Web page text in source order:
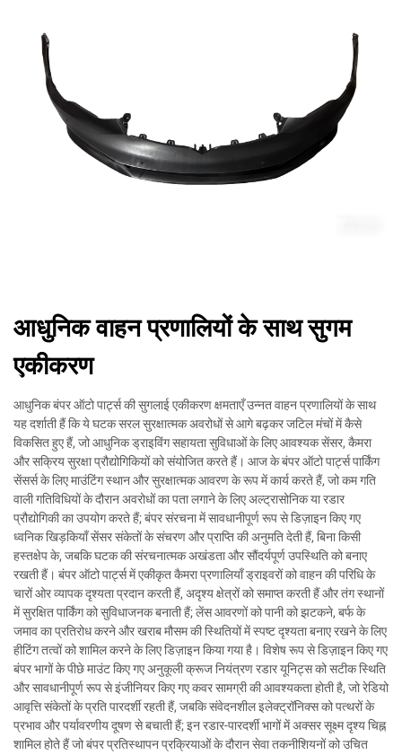
आधुनिक वाहन प्रणालियों के साथ सुगम
एकीकरण
आधुनिक बंपर ऑटो पार्ट्स की सुगलाई एकीकरण क्षमताएँ उन्नत वाहन प्रणालियों के साथ
यह दर्शाती हैं कि ये घटक सरल सुरक्षात्मक अवरोधों से आगे बढ़कर जटिल मंचों में कैसे
विकसित हुए हैं, जो आधुनिक ड्राइविंग सहायता सुविधाओं के लिए आवश्यक सेंसर, कैमरा
और सक्रिय सुरक्षा प्रौद्योगिकियों को संयोजित करते हैं। आज के बंपर ऑटो पार्ट्स पार्किंग
सेंसर्स के लिए माउंटिंग स्थान और सुरक्षात्मक आवरण के रूप में कार्य करते हैं, जो कम गति
वाली गतिविधियों के दौरान अवरोधों का पता लगाने के लिए अल्ट्रासोनिक या रडार
प्रौद्योगिकी का उपयोग करते हैं; बंपर संरचना में सावधानीपूर्ण रूप से डिज़ाइन किए गए
ध्वनिक खिड़कियाँ सेंसर संकेतों के संचरण और प्राप्ति की अनुमति देती हैं, बिना किसी
हस्तक्षेप के, जबकि घटक की संरचनात्मक अखंडता और सौंदर्यपूर्ण उपस्थिति को बनाए
रखती हैं। बंपर ऑटो पार्ट्स में एकीकृत कैमरा प्रणालियाँ ड्राइवरों को वाहन की परिधि के
चारों ओर व्यापक दृश्यता प्रदान करती हैं, अदृश्य क्षेत्रों को समाप्त करती हैं और तंग स्थानों
में सुरक्षित पार्किंग को सुविधाजनक बनाती हैं; लेंस आवरणों को पानी को झटकने, बर्फ के
जमाव का प्रतिरोध करने और खराब मौसम की स्थितियों में स्पष्ट दृश्यता बनाए रखने के लिए
हीटिंग तत्वों को शामिल करने के लिए डिज़ाइन किया गया है। विशेष रूप से डिज़ाइन किए गए
बंपर भागों के पीछे माउंट किए गए अनुकूली क्रूज नियंत्रण रडार यूनिट्स को सटीक स्थिति
और सावधानीपूर्ण रूप से इंजीनियर किए गए कवर सामग्री की आवश्यकता होती है, जो रेडियो
आवृत्ति संकेतों के प्रति पारदर्शी रहती हैं, जबकि संवेदनशील इलेक्ट्रॉनिक्स को पत्थरों के
प्रभाव और पर्यावरणीय दूषण से बचाती हैं; इन रडार-पारदर्शी भागों में अक्सर सूक्ष्म दृश्य चिह्न
शामिल होते हैं जो बंपर प्रतिस्थापन प्रक्रियाओं के दौरान सेवा तकनीशियनों को उचित